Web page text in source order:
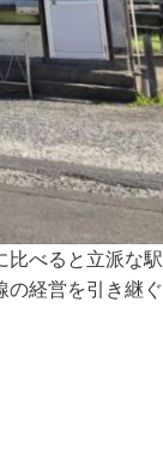
比べると立派な駅
の経営を引き継ぐ